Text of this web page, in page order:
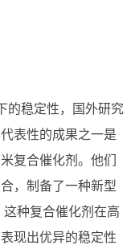
的稳定性，国外研究
表性的成果之一是
复合催化剂。他们
，制备了一种新型
种复合催化剂在高
现出优异的稳定性